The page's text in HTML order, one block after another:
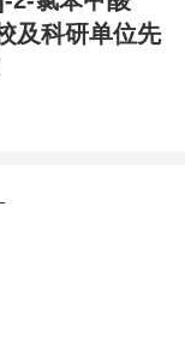
及科研单位先